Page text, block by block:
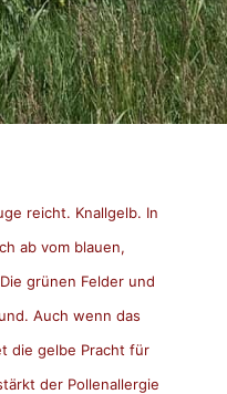
reicht. Knallgelb. In
ab vom blauen,
grünen Felder und
Auch wenn das
die gelbe Pracht für
der Pollenallergie